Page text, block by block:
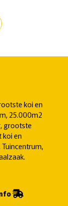
koi en
25.000m2
grootste
koi en
Tuincentrum,